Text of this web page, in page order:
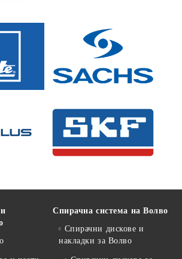
Спирачна система на Волво
Спирачни дискове и
накладки за Волво